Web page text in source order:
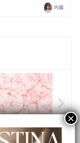
背中など凝りを感じ
内藤